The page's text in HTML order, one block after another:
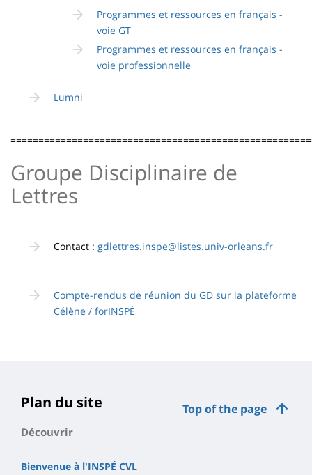
Programmes et ressources en français -
voie GT
Programmes et ressources en français -
voie professionnelle
Lumni
Groupe Disciplinaire de
Lettres
Contact : gdlettres.inspe@listes.univ-orleans.fr
Compte-rendus de réunion du GD sur la plateforme
Célène / forINSPÉ
Top of the page
Plan du site
Découvrir
Bienvenue à l'INSPÉ CVL